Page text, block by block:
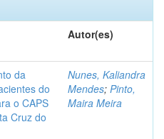
Autor(es)
da
do
o CAPS
Cruz do
Nunes, Kaliandra
Mendes; Pinto,
Maira Meira